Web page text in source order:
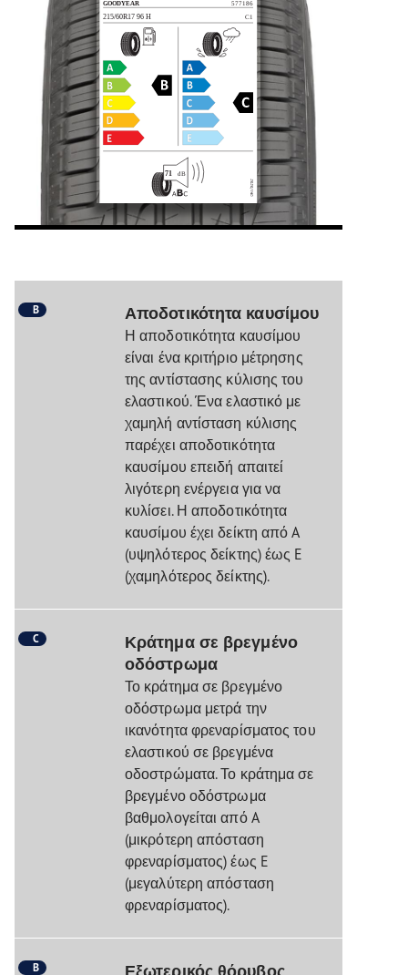
B Αποδοτικότητα καυσίμου
Η αποδοτικότητα καυσίμου
είναι ένα κριτήριο μέτρησης
της αντίστασης κύλισης του
ελαστικού. Ένα ελαστικό με
χαμηλή αντίσταση κύλισης
παρέχει αποδοτικότητα
καυσίμου επειδή απαιτεί
λιγότερη ενέργεια για να
κυλίσει. Η αποδοτικότητα
καυσίμου έχει δείκτη από A
(υψηλότερος δείκτης) έως E
(χαμηλότερος δείκτης).
C
Κράτημα σε βρεγμένο
οδόστρωμα
Το κράτημα σε βρεγμένο
οδόστρωμα μετρά την
ικανότητα φρεναρίσματος του
ελαστικού σε βρεγμένα
οδοστρώματα. Το κράτημα σε
βρεγμένο οδόστρωμα
βαθμολογείται από A
(μικρότερη απόσταση
φρεναρίσματος) έως E
(μεγαλύτερη απόσταση
φρεναρίσματος).
B Εξωτερικός θόρυβος